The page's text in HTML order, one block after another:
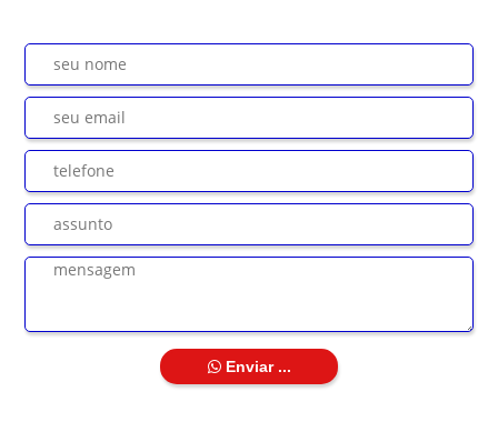
Enviar ...